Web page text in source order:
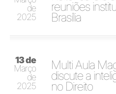
de
2025
reuniões
Brasília
13 de
Março
de
2025
Multi Aula
discute a
no Direito